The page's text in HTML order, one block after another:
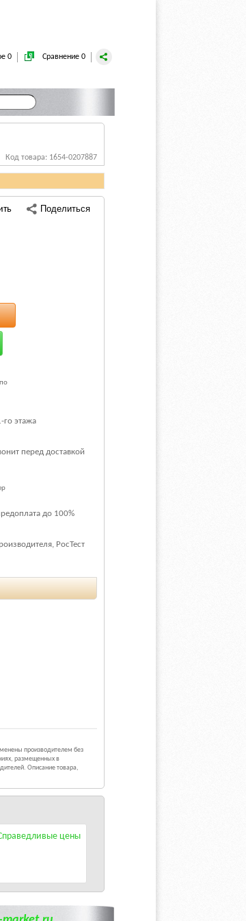
0 Сравнение 0
Код товара: 1654-0207887
го этажа
перед доставкой
до 100%
РосТест
производителем без
размещенных в
Описание товара,
цены